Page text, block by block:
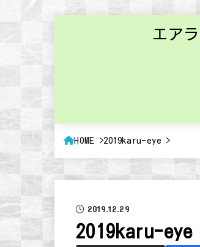
エア
HOME 2019karu-eye
2019.12.29
2019karu-eye